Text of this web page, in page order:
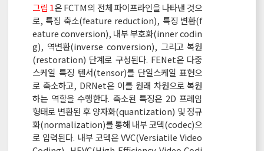
그림 1은 FCTM의 전체 파이프라인을 나타낸 것으
로, 특징 축소(feature reduction), 특징 변환(f
eature conversion), 내부 부호화(inner codin
g), 역변환(inverse conversion), 그리고 복원
(restoration) 단계로 구성된다. FENet은 다중
스케일 특징 텐서(tensor)를 단일스케일 표현으
로 축소하고, DRNet은 이를 원래 차원으로 복원
하는 역할을 수행한다. 축소된 특징은 2D 프레임
형태로 변환된 후 양자화(quantization) 및 정규
화(normalization)를 통해 내부 코덱(codec)으
로 입력된다. 내부 코덱은 VVC(Versiatile Video